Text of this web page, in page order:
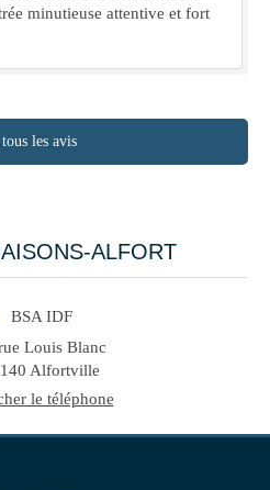
minutieuse attentive et fort
les avis
ALFORT
BSA IDF
Louis Blanc
Alfortville
le téléphone